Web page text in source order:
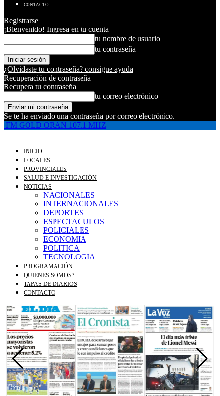
CONTACTO
Registrarse
¡Bienvenido! Ingresa en tu cuenta
tu nombre de usuario
tu contraseña
¿Olvidaste tu contraseña? consigue ayuda
Recuperación de contraseña
Recupera tu contraseña
tu correo electrónico
Se te ha enviado una contraseña por correo electrónico.
FM GOLD ORAN 107.1 MHZ
INICIO
LOCALES
PROVINCIALES
SALUD E INVESTIGACIÓN
NOTICIAS
NACIONALES
INTERNACIONALES
DEPORTES
ESPECTACULOS
POLICIALES
ECONOMIA
POLITICA
TECNOLOGIA
PROGRAMACIÓN
QUIENES SOMOS?
TAPAS DE DIARIOS
CONTACTO